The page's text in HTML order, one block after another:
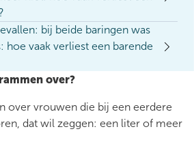
bij beide baringen was
hoe vaak verliest een barende
over?
over vrouwen die bij een eerdere
dat wil zeggen: een liter of meer